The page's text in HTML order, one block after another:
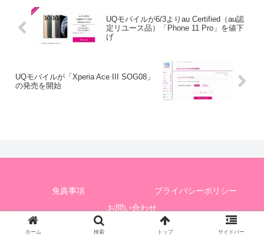
UQモバイルが6/3よりau Certified（au認
定リユース品）「Phone 11 Pro」を値下
げ
UQモバイルが「Xperia Ace III SOG08」
の発売を開始
免責事項
プライバシーポリシー
お問い合わせ
© 2020 UQモバイルユーザーだぞ！.
ホーム 検索 トップ サイドバー